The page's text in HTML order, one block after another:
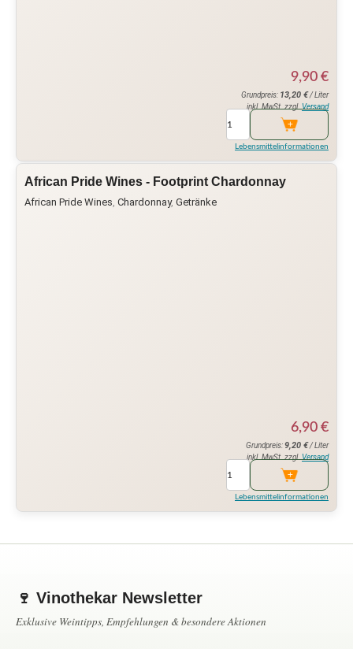
9,90 €
Grundpreis: 13,20 €/ Liter
inkl. MwSt. zzgl. Versand
Lebensmittelinformationen
African Pride Wines - Footprint Chardonnay
African Pride Wines, Chardonnay, Getränke
6,90 €
Grundpreis:9,20 €/ Liter
inkl. MwSt. zzgl. Versand
Lebensmittelinformationen
🍷 Vinothekar Newsletter
Exklusive Weintipps, Empfehlungen & besondere Aktionen